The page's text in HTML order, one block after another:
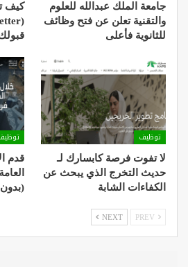
جامعة الملك عبدالله للعلوم
والتقنية تعلن عن فتح وظائف
للثانوية فأعلى
كيف
توظيف
لا تفوت فرصة كابسارك لـ
حديث التخرج الذي يبحث عن
الكفاءات الشابة
قدم
NEXT